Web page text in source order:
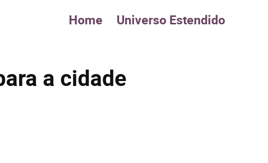
Home Universo Estendido
a cidade